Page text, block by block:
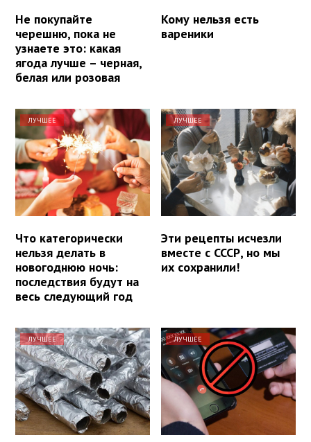
Не покупайте
черешню, пока не
узнаете это: какая
ягода лучше – черная,
белая или розовая
Кому нельзя есть
вареники
ЛУЧШЕЕ
Что категорически
нельзя делать в
новогоднюю ночь:
последствия будут на
весь следующий год
ЛУЧШЕЕ
Эти рецепты исчезли
вместе с СССР, но мы
их сохранили!
ЛУЧШЕЕ ЛУЧШЕЕ